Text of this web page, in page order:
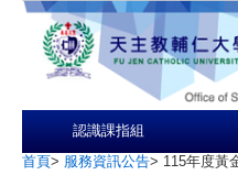
認識課指組
首頁> 服務資訊公告> 115年度黃